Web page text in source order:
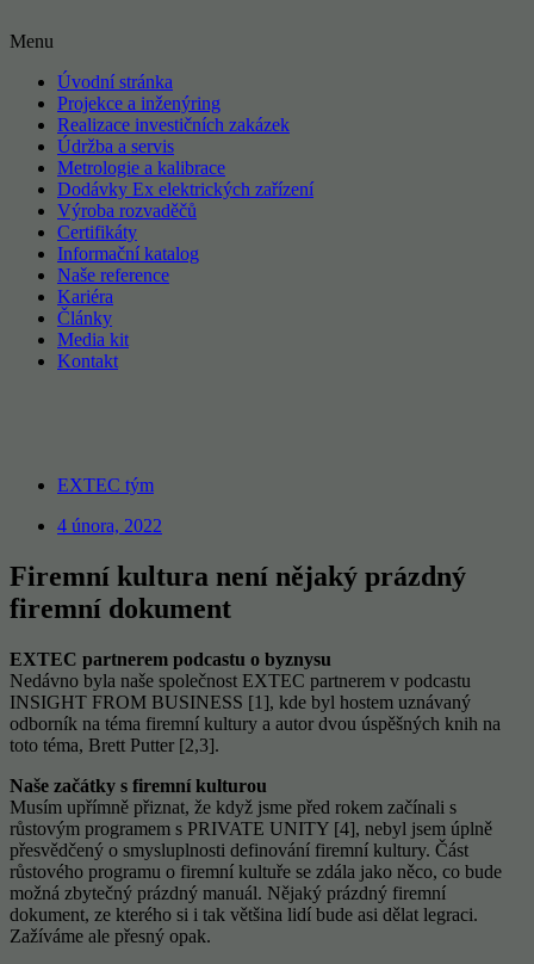
Menu
Úvodní stránka
Projekce a inženýring
Realizace investičních zakázek
Údržba a servis
Metrologie a kalibrace
Dodávky Ex elektrických zařízení
Výroba rozvaděčů
Certifikáty
Informační katalog
Naše reference
Kariéra
Články
Media kit
Kontakt
EXTEC tým
4 února, 2022
Firemní kultura není nějaký prázdný
firemní dokument
EXTEC partnerem podcastu o byznysu
Nedávno byla naše společnost EXTEC partnerem v podcastu
INSIGHT FROM BUSINESS [1], kde byl hostem uznávaný
odborník na téma firemní kultury a autor dvou úspěšných knih na
toto téma, Brett Putter [2,3].
Naše začátky s firemní kulturou
Musím upřímně přiznat, že když jsme před rokem začínali s
růstovým programem s PRIVATE UNITY [4], nebyl jsem úplně
přesvědčený o smysluplnosti definování firemní kultury. Část
růstového programu o firemní kultuře se zdála jako něco, co bude
možná zbytečný prázdný manuál. Nějaký prázdný firemní
dokument, ze kterého si i tak většina lidí bude asi dělat legraci.
Zažíváme ale přesný opak.